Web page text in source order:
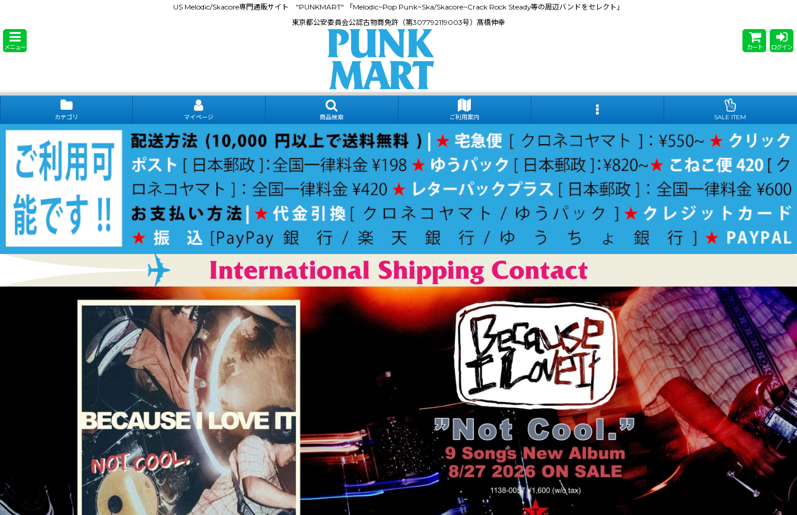
US Melodic/Skacore専門通販サイト "PUNKMART" 「Melodic~Pop Punk~Ska/Skacore~Crack Rock Steady等の周辺バンドをセレクト」
東京都公安委員会公認古物商免許（第307792119003号）髙橋伸幸
メニュー カート ログイン
カテゴリ マイページ 商品検索 ご利用案内 SALE ITEM